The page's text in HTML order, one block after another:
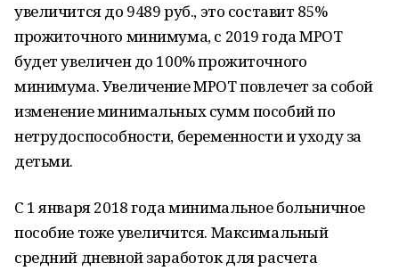
увеличится до 9489 руб., это составит 85%
прожиточного минимума, с 2019 года МРОТ
будет увеличен до 100% прожиточного
минимума. Увеличение МРОТ повлечет за собой
изменение минимальных сумм пособий по
нетрудоспособности, беременности и уходу за
детьми.
С 1 января 2018 года минимальное больничное
пособие тоже увеличится. Максимальный
средний дневной заработок для расчета